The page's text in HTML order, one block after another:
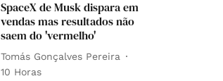
SpaceX de Musk dispara em
vendas mas resultados não
saem do 'vermelho'
Tomás Gonçalves Pereira
10 Horas